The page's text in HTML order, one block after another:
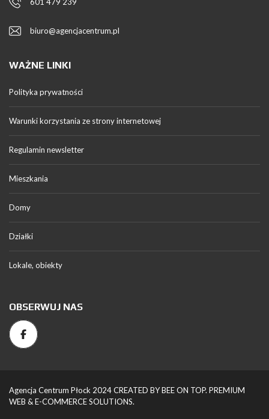
601 479 239
biuro@agencjacentrum.pl
WAŻNE LINKI
Polityka prywatności
Warunki korzystania ze strony internetowej
Regulamin newsletter
Mieszkania
Domy
Działki
Lokale, obiekty
OBSERWUJ NAS
Agencja Centrum Płock 2024 CREATED BY BEE ON TOP. PREMIUM
WEB & E-COMMERCE SOLUTIONS.